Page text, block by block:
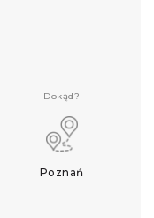
Dokąd?
Poznań